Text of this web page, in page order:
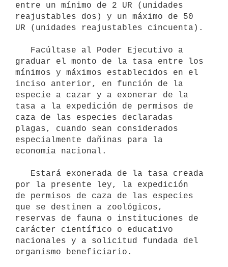
entre un mínimo de 2 UR (unidades
reajustables dos) y un máximo de 50
UR (unidades reajustables cincuenta).
graduar el monto de la tasa entre los
mínimos y máximos establecidos en el
inciso anterior, en función de la
especie a cazar y a exonerar de la
tasa a la expedición de permisos de
caza de las especies declaradas
plagas, cuando sean considerados
especialmente dañinas para la
economía nacional.
por la presente ley, la expedición
de permisos de caza de las especies
que se destinen a zoológicos,
reservas de fauna o instituciones de
carácter científico o educativo
nacionales y a solicitud fundada del
organismo beneficiario.